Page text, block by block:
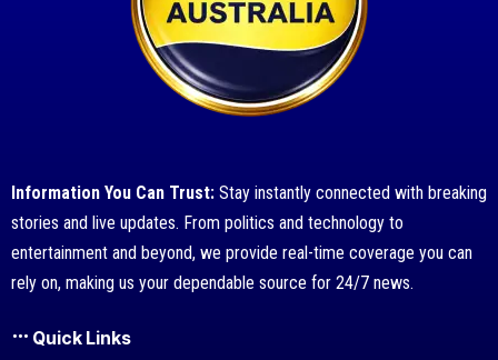
Information You Can Trust: Stay instantly connected with breaking
stories and live updates. From politics and technology to
entertainment and beyond, we provide real-time coverage you can
rely on, making us your dependable source for 24/7 news.
Quick Links